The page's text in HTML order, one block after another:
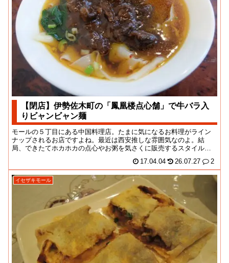
【閉店】伊勢佐木町の「鳳凰楼点心舗」で牛バラ入
りビャンビャン麺
モールの５丁目にある中国料理店。たまに気になるお料理がライン
ナップされるお店ですよね。最近は西安推しな雰囲気なのよ。結
局、できたてホカホカの点心やお粥を気さくに販売するスタイルは
17.04.04 26.07.27 2
イセザキモール